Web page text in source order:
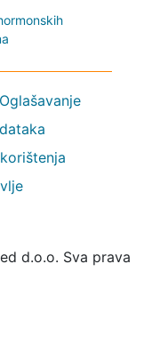
Oglašavanje
d.o.o. Sva prava